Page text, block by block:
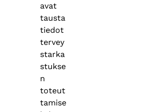
avat
tausta
tiedot
tervey
starka
stukse
n
toteut
tamise